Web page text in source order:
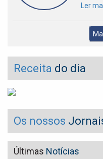
Ler
Receita do dia
Os nossos
Últimas Notícias